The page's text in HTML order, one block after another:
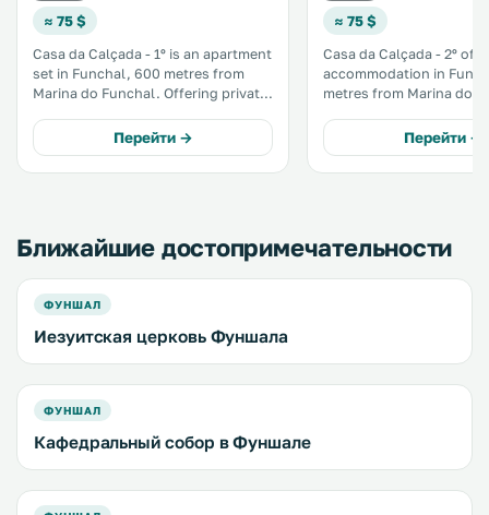
≈ 75 $
Casa da Calçada - 1º is an apartment
set in Funchal, 600 metres from
Marina do Funchal. Offering private
metres from Cathedral of Funchal.
Free WiFi is provided . .
Перейти →
≈ 75 $
Casa da Calçada - 2º
accommodation in
metres from Marina do
Cathedral of Funchal
parking is available. Free WiFi is
offered . .
Перейти →
Ближайшие достопримечательности
ФУНШАЛ
Иезуитская церковь Фуншала
ФУНШАЛ
Кафедральный собор в Фуншале